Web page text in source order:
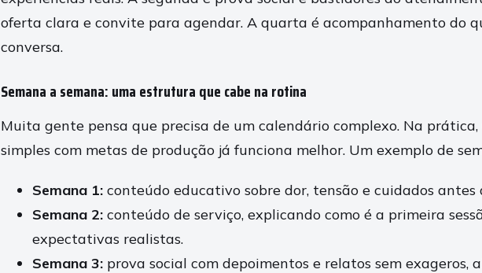
oferta clara e convite para agendar. A quarta é acompanhamento do
conversa.
Semana a semana: uma estrutura que cabe na rotina
Muita gente pensa que precisa de um calendário complexo. Na
simples com metas de produção já funciona melhor. Um exemplo de
Semana 1: conteúdo educativo sobre dor, tensão e cuidados antes
Semana 2: conteúdo de serviço, explicando como é a primeira
expectativas realistas.
Semana 3: prova social com depoimentos e relatos sem exageros,